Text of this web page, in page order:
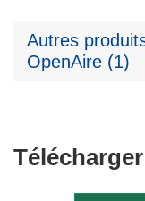
Autres
OpenAire (1)
Télécharger